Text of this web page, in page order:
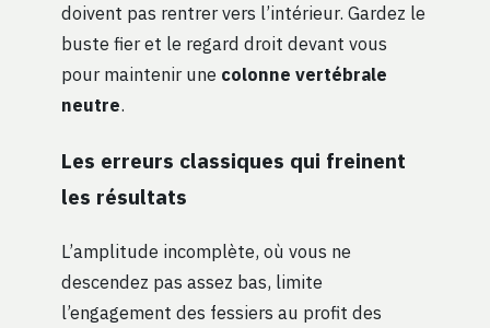
doivent pas rentrer vers l’intérieur. Gardez le
buste fier et le regard droit devant vous
pour maintenir une colonne vertébrale
neutre.
Les erreurs classiques qui freinent
les résultats
L’amplitude incomplète, où vous ne
descendez pas assez bas, limite
l’engagement des fessiers au profit des